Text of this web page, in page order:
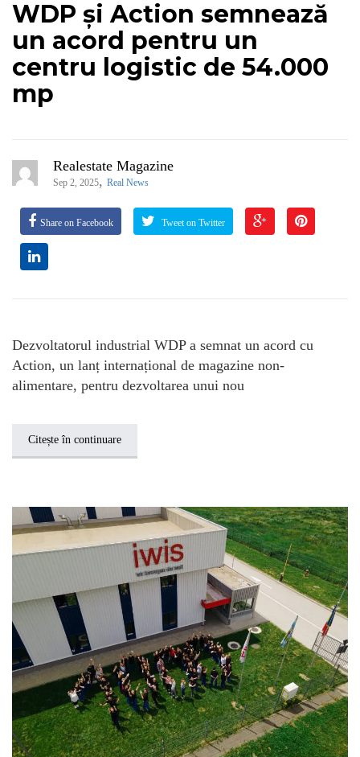
WDP și Action semnează
un acord pentru un
centru logistic de 54.000
mp
Realestate Magazine
Sep 2, 2025, Real News
Share on Facebook Tweet on Twitter
Dezvoltatorul industrial WDP a semnat un acord cu
Action, un lanț internațional de magazine non-
alimentare, pentru dezvoltarea unui nou
Citește în continuare